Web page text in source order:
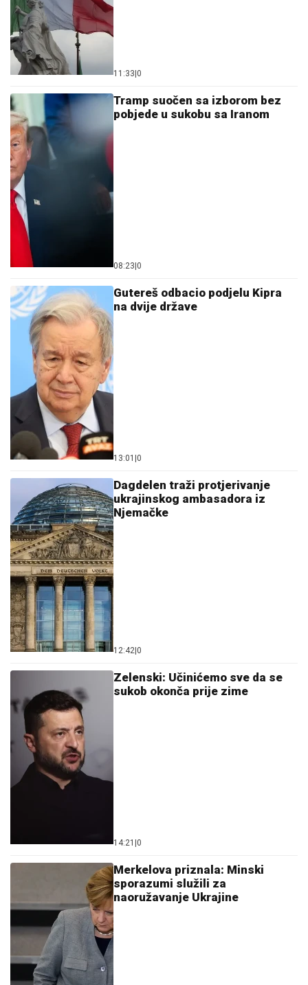
11:33|0
Tramp suočen sa izborom bez
pobjede u sukobu sa Iranom
08:23|0
Gutereš odbacio podjelu Kipra
na dvije države
13:01 |0
Dagdelen traži protjerivanje
ukrajinskog ambasadora iz
Njemačke
12:42|0
Zelenski: Učinićemo sve da se
sukob okonča prije zime
14:21 |0
Merkelova priznala: Minski
sporazumi služili za
naoružavanje Ukrajine